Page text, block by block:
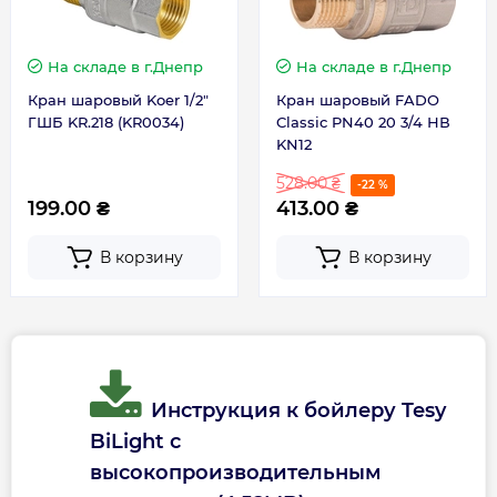
5 лет гарантии
на водоемкий резервуар
при условии проведения технического
обслуживания между 25 и 27 месяцем
после даты покупки.
электрической части.
Страна производства: Болгария
Управление Механическое
Ширина, мм 440
Гарантия
На складе в г.Днепр
Кран шаровый Koer 1/2"
ГШБ KR.218 (KR0034)
199.00 ₴
В корзину
На складе в г.Днепр
Кран шаровый FADO
Classic PN40 20 3/4 НВ
KN12
528.00 ₴ -22 %
413.00 ₴
В корзину
Инструкция к бойлеру Tesy
BiLight с
высокопроизводительным